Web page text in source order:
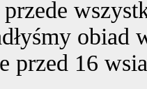
obiad
przed 16